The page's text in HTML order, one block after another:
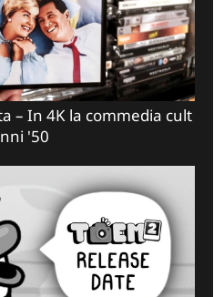
– In 4K la commedia cult
'50